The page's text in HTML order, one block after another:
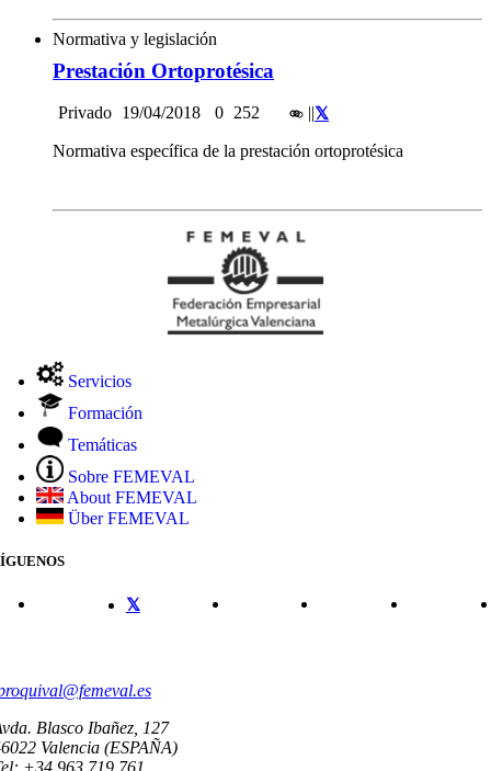
Normativa y legislación
Prestación Ortoprotésica
Privado 19/04/2018 0 252 ||
Normativa específica de la prestación ortoprotésica
Servicios
Formación
Temáticas
Sobre FEMEVAL
About FEMEVAL
Über FEMEVAL
Blasco Ibañez, 127
Valencia (ESPAÑA)